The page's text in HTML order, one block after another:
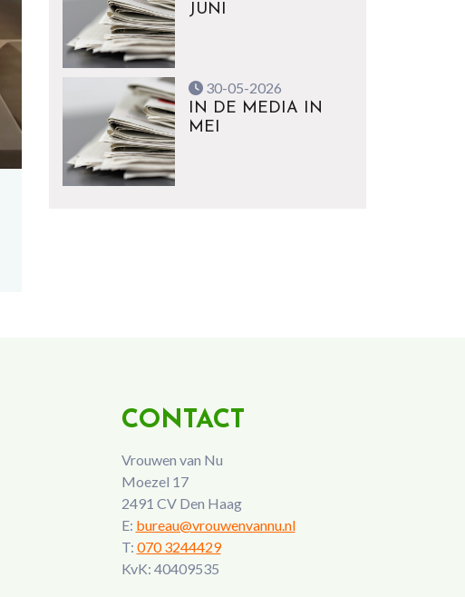
JUNI
30-05-2026
IN DE MEDIA IN
MEI
CONTACT
Vrouwen van Nu
Moezel 17
2491 CV Den Haag
E: bureau@vrouwenvannu.nl
T: 070 3244429
KvK: 40409535